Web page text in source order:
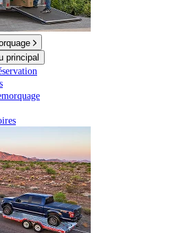
principal